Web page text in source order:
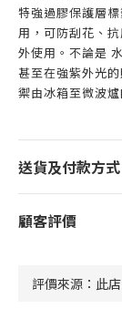
特強過膠保護層
用，可防刮花、
外使用。不論是
甚至在強紫外光
禦由冰箱至微波爐
送貨及付款方式
顧客評價